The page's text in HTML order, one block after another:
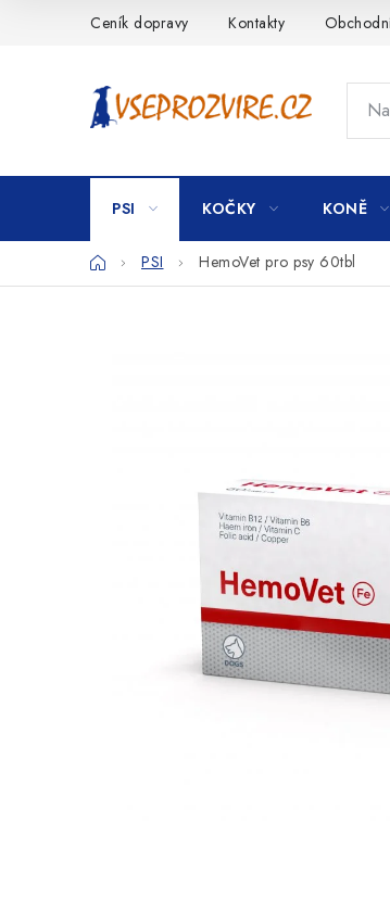
Ceník dopravy Kontakty
PSI KOČKY KONĚ
DomůPSI HemoVet pro psy 60tbl